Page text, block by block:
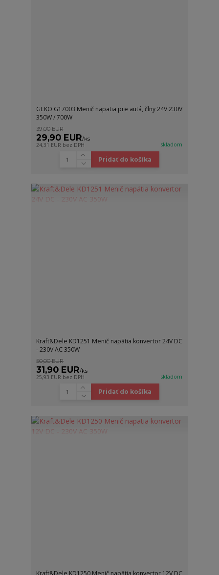
GEKO G17003 Menič napätia pre autá, člny 24V 230V
350W / 700W
39,00 EUR
29,90 EUR/ks
24,31 EUR bez DPH skladom
Pridať do košíka
Kraft&Dele KD1251 Menič napätia konvertor 24V DC
- 230V AC 350W
50,00 EUR
31,90 EUR/ks
25,93 EUR bez DPH skladom
Pridať do košíka